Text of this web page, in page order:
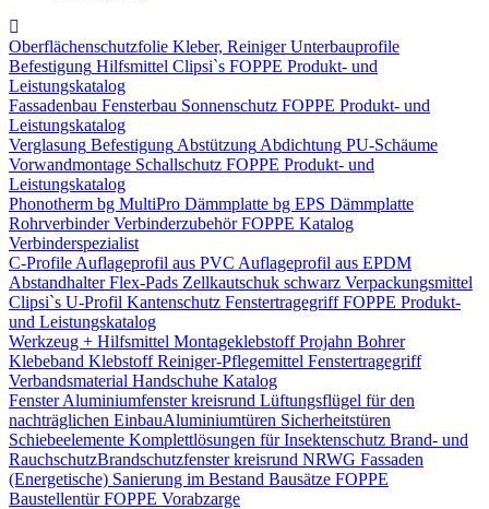
Oberflächenschutzfolie Kleber, Reiniger Unterbauprofile
Befestigung Hilfsmittel Clipsi`s FOPPE Produkt- und
Leistungskatalog
Fassadenbau Fensterbau Sonnenschutz FOPPE Produkt- und
Leistungskatalog
Verglasung Befestigung Abstützung Abdichtung PU-Schäume
Vorwandmontage Schallschutz FOPPE Produkt- und
Leistungskatalog
Phonotherm bg MultiPro Dämmplatte bg EPS Dämmplatte
Rohrverbinder Verbinderzubehör FOPPE Katalog
Verbinderspezialist
C-Profile Auflageprofil aus PVC Auflageprofil aus EPDM
Abstandhalter Flex-Pads Zellkautschuk schwarz Verpackungsmittel
Clipsi`s U-Profil Kantenschutz Fenstertragegriff FOPPE Produkt-
und Leistungskatalog
Werkzeug + Hilfsmittel Montageklebstoff Projahn Bohrer
Klebeband Klebstoff Reiniger-Pflegemittel Fenstertragegriff
Verbandsmaterial Handschuhe Katalog
Fenster Aluminiumfenster kreisrund Lüftungsflügel für den
nachträglichen Einbau​Aluminiumtüren Sicherheitstüren
Schiebeelemente Komplettlösungen für Insektenschutz Brand- und
Rauchschutz​Brandschutzfenster kreisrund NRWG Fassaden
(Energetische) Sanierung im Bestand Bausätze FOPPE
Baustellentür FOPPE Vorabzarge